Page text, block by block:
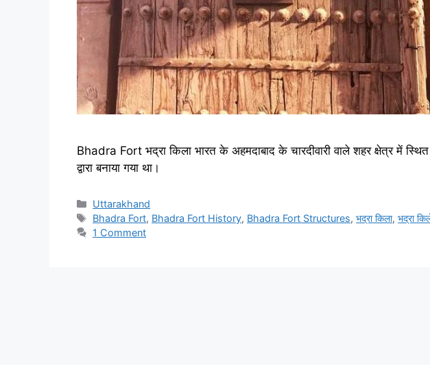
Bhadra Fort भद्रा किला भारत के अहमदाबाद के चारदीवारी वाले शहर क्षेत्र में
द्वारा बनाया गया था।
Categories
Uttarakhand
Tags
Bhadra Fort, Bhadra Fort History, Bhadra Fort Structures,भद्रा किला,भद्रा
1 Comment